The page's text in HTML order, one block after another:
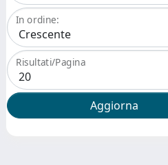
In ordine:
Risultati/Pagina